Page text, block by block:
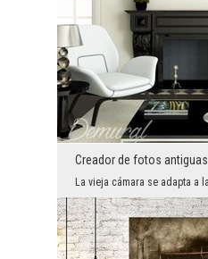
Creador de fotos antiguas